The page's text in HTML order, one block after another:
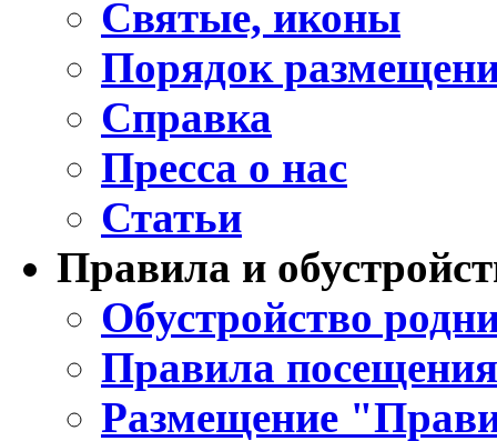
Святые, иконы
Порядок
Справка
Пресса о нас
Статьи
Правила и
Обустройство
Правила
Размещение